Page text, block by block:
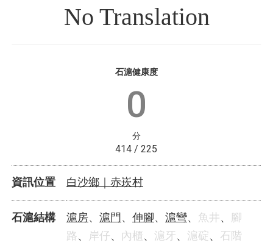
No Translation
石滬健康度
0
分
414 / 225
資訊位置 白沙鄉｜赤崁村
石滬結構 滬房、滬門、伸腳、滬彎、 魚井、
腳
路、 岸仔、 內櫃、 滬牙、 滬碇、 石階